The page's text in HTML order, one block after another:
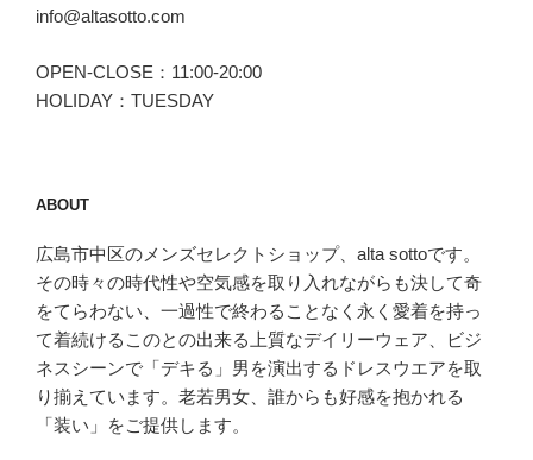
info@altasotto.com
OPEN-CLOSE：11:00-20:00
HOLIDAY：TUESDAY
ABOUT
広島市中区のメンズセレクトショップ、alta sottoです。
その時々の時代性や空気感を取り入れながらも決して奇
をてらわない、一過性で終わることなく永く愛着を持っ
て着続けるこのとの出来る上質なデイリーウェア、ビジ
ネスシーンで「デキる」男を演出するドレスウエアを取
り揃えています。老若男女、誰からも好感を抱かれる
「装い」をご提供します。